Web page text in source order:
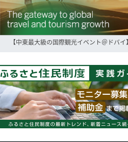
【中東最大級の国際観光イベント＠ドバイ】